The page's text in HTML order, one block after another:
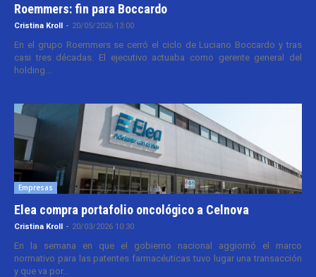
Roemmers: fin para Boccardo
Cristina Kroll - 20/05/2026 13:00
En el grupo Roemmers se cerró el ciclo de Luciano Boccardo y tras
casi tres décadas. El ejecutivo actuaba como gerente general del
holding...
Empresas
Elea compra portafolio oncológico a Celnova
Cristina Kroll - 20/03/2026 10:30
En la semana en que el gobierno nacional aggiornó el marco
normativo para las patentes farmacéuticas tuvo lugar una transacción
y que va por...